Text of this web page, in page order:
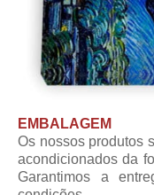
EMBALAGEM
Os nossos produtos
acondicionados da
Garantimos a